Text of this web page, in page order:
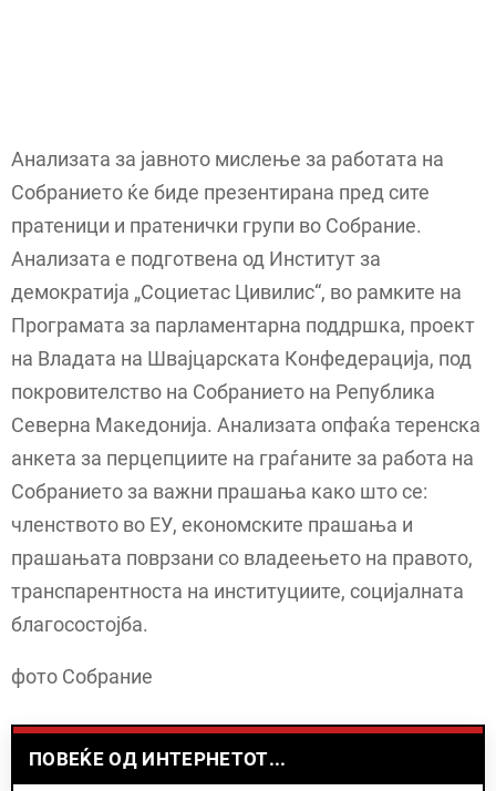
Анализата за јавното мислење за работата на
Собранието ќе биде презентирана пред сите
пратеници и пратенички групи во Собрание.
Анализата е подготвена од Институт за
демократија „Социетас Цивилис“, во рамките на
Програмата за парламентарна поддршка, проект
на Владата на Швајцарската Конфедерација, под
покровителство на Собранието на Република
Северна Македонија. Анализата опфаќа теренска
анкета за перцепциите на граѓаните за работа на
Собранието за важни прашања како што се:
членството во ЕУ, економските прашања и
прашањата поврзани со владеењето на правото,
транспарентноста на институциите, социјалната
благосостојба.
фото Собрание
ПОВЕЌЕ ОД ИНТЕРНЕТОТ...